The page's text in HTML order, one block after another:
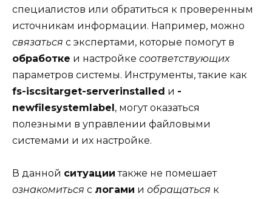
специалистов или обратиться к проверенным
источникам информации. Например, можно
связаться с экспертами, которые помогут в
обработке и настройке соответствующих
параметров системы. Инструменты, такие как
fs-iscsitarget-serverinstalled и -
newfilesystemlabel, могут оказаться
полезными в управлении файловыми
системами и их настройке.
В данной ситуации также не помешает
ознакомиться с логами и обращаться к